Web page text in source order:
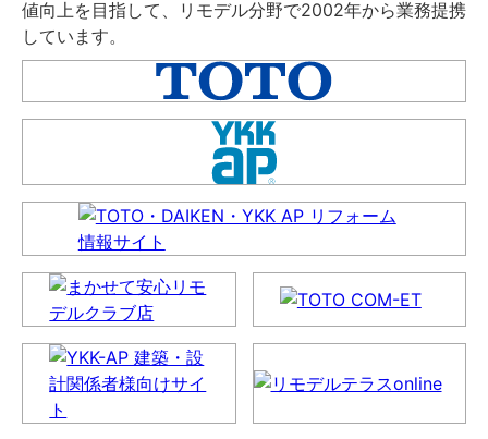
値向上を目指して、リモデル分野で2002年から業務提携
しています。